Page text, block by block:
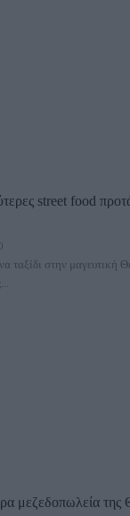
street food
ταξίδι στην μαγευτική
μεζεδοπωλεία της